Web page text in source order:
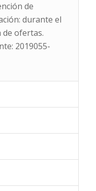
de
durante el
de ofertas.
2019055-